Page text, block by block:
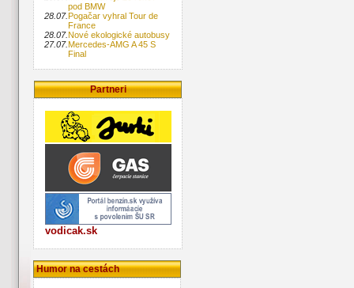
pod BMW
28.07.Pogačar vyhral Tour de
France
28.07.Nové ekologické autobusy
27.07.Mercedes-AMG A 45 S
Final
Partneri
vodicak.sk
Humor na cestách